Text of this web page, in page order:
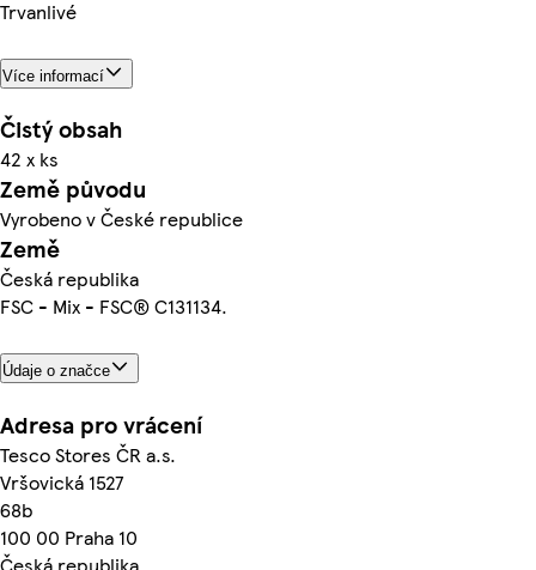
Trvanlivé
Více informací
Čistý obsah
42 x ks
Země původu
Vyrobeno v České republice
Země
Česká republika
FSC - Mix - FSC® C131134.
Údaje o značce
Adresa pro vrácení
Tesco Stores ČR a.s.
Vršovická 1527
68b
100 00 Praha 10